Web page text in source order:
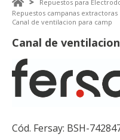
Repuestos para
Repuestos campanas extractoras
Canal de ventilacion para camp
Canal de
Cód. Fersay: BSH-